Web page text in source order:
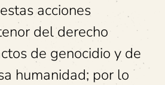
acciones
del derecho
de genocidio y de
humanidad; por lo